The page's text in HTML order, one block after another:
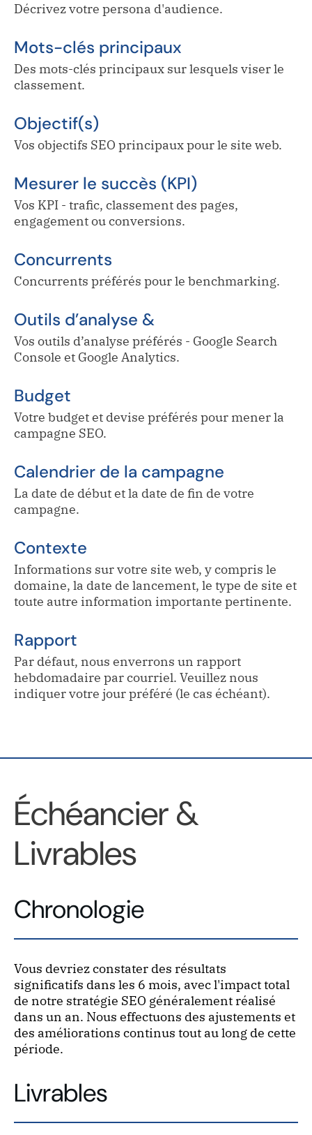
Décrivez votre persona d'audience.
Mots-clés principaux
Des mots-clés principaux sur lesquels viser le
classement.
Objectif(s)
Vos objectifs SEO principaux pour le site web.
Mesurer le succès (KPI)
Vos KPI - trafic, classement des pages,
engagement ou conversions.
Concurrents
Concurrents préférés pour le benchmarking.
Outils d’analyse &
Vos outils d’analyse préférés - Google Search
Console et Google Analytics.
Budget
Votre budget et devise préférés pour mener la
campagne SEO.
Calendrier de la campagne
La date de début et la date de fin de votre
campagne.
Contexte
Informations sur votre site web, y compris le
domaine, la date de lancement, le type de site et
toute autre information importante pertinente.
Rapport
Par défaut, nous enverrons un rapport
hebdomadaire par courriel. Veuillez nous
indiquer votre jour préféré (le cas échéant).
Échéancier &
Livrables
Chronologie
Vous devriez constater des résultats
significatifs dans les 6 mois, avec l'impact total
de notre stratégie SEO généralement réalisé
dans un an. Nous effectuons des ajustements et
des améliorations continus tout au long de cette
période.
Livrables